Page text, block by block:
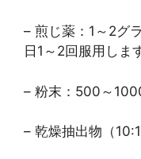
– 煎じ薬：1～2グ
日1～2回服用しま
– 粉末：500～
– 乾燥抽出物（